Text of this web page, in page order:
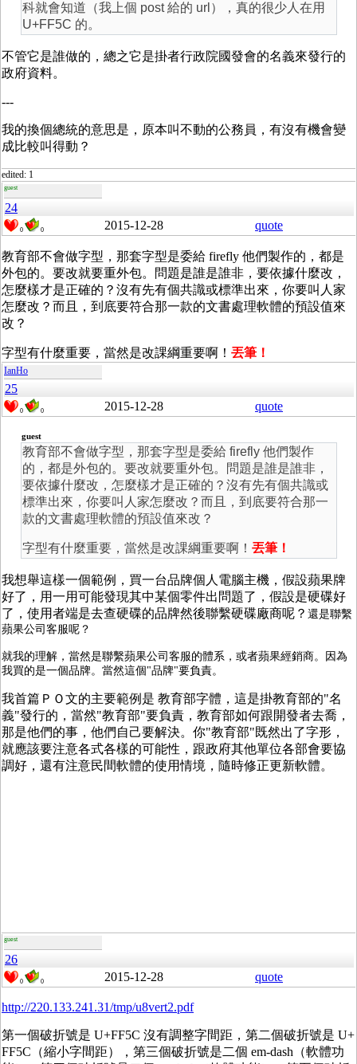
科就會知道（我上個 post 給的 url），真的很少人在用
U+FF5C 的。
不管它是誰做的，總之它是掛者行政院國發會的名義來發行的
政府資料。
---
我的換個總統的意思是，原本叫不動的公務員，有沒有機會變
成比較叫得動？
edited: 1
guest
24
0 0 2015-12-28 quote
教育部不會做字型，那套字型是委給 firefly 他們製作的，都是
外包的。要改就要重外包。問題是誰是誰非，要依據什麼改，
怎麼樣才是正確的？沒有先有個共識或標準出來，你要叫人家
怎麼改？而且，到底要符合那一款的文書處理軟體的預設值來
改？
字型有什麼重要，當然是改課綱重要啊！ 丟筆！
IanHo
25
0 0 2015-12-28 quote
guest
教育部不會做字型，那套字型是委給 firefly 他們製作
的，都是外包的。要改就要重外包。問題是誰是誰非，
要依據什麼改，怎麼樣才是正確的？沒有先有個共識或
標準出來，你要叫人家怎麼改？而且，到底要符合那一
款的文書處理軟體的預設值來改？
字型有什麼重要，當然是改課綱重要啊！ 丟筆！
我想舉這樣一個範例，買一台品牌個人電腦主機，假設蘋果牌
好了，用一用可能發現其中某個零件出問題了，假設是硬碟好
了，使用者端是去查硬碟的品牌然後聯繫硬碟廠商呢？ 還是聯繫
蘋果公司客服呢？
就我的理解，當然是聯繫蘋果公司客服的體系，或者蘋果經銷商。因為
我買的是一個品牌。當然這個"品牌"要負責。
我首篇ＰＯ文的主要範例是 教育部字體，這是掛教育部的"名
義"發行的，當然"教育部"要負責，教育部如何跟開發者去喬，
那是他們的事，他們自己要解決。你"教育部"既然出了字形，
就應該要注意各式各樣的可能性，跟政府其他單位各部會要協
調好，還有注意民間軟體的使用情境，隨時修正更新軟體。
guest
26
0 0 2015-12-28 quote
http://220.133.241.31/tmp/u8vert2.pdf
第一個破折號是 U+FF5C 沒有調整字間距，第二個破折號是 U+
FF5C（縮小字間距），第三個破折號是二個 em-dash（軟體功